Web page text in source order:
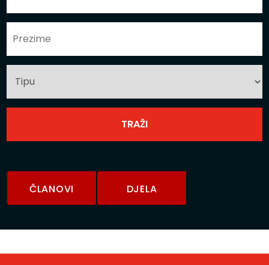
ČLANOVI DJELA